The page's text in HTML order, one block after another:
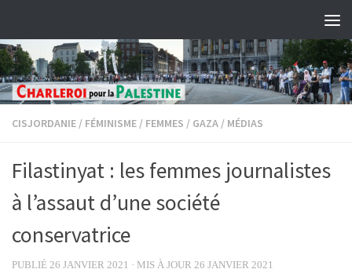
CISJORDANIE / FÉMINISME / FEMMES / GAZA / MÉDIAS
Filastinyat : les femmes journalistes
à l’assaut d’une société
conservatrice
PUBLIÉ 26 JANVIER 2021 · MIS À JOUR 26 JANVIER 2021